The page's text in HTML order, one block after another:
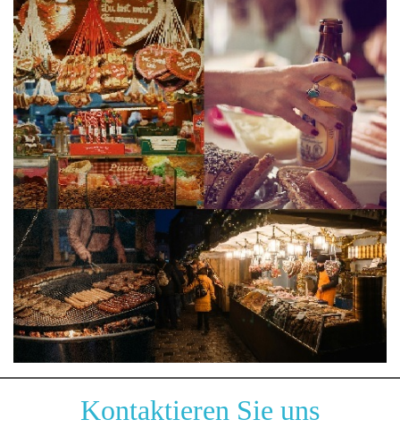
Kontaktieren Sie uns